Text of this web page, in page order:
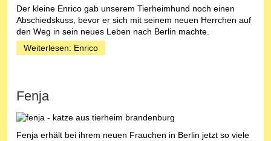
Der kleine Enrico gab unserem Tierheimhund noch einen
Abschiedskuss, bevor er sich mit seinem neuen Herrchen auf
den Weg in sein neues Leben nach Berlin machte.
Weiterlesen: Enrico
Fenja
Fenja erhält bei ihrem neuen Frauchen in Berlin jetzt so viele